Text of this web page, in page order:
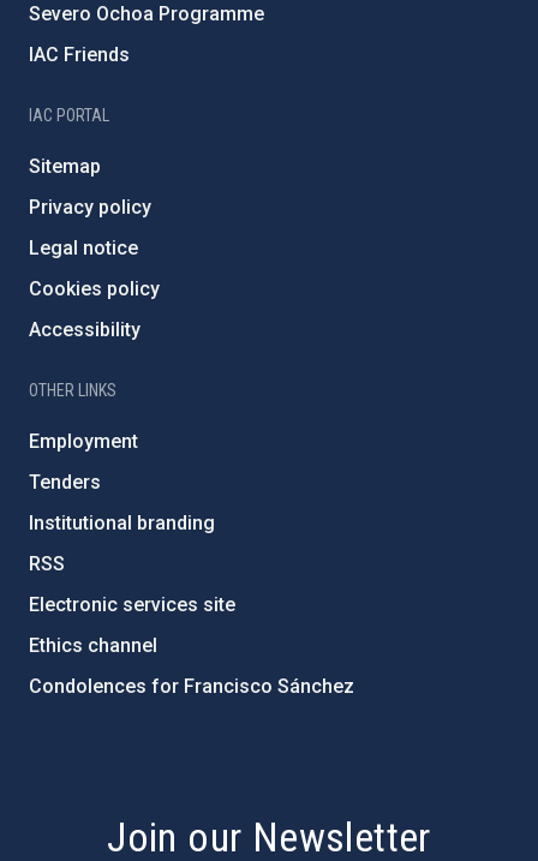
Severo Ochoa Programme
IAC Friends
IAC PORTAL
Sitemap
Privacy policy
Legal notice
Cookies policy
Accessibility
OTHER LINKS
Employment
Tenders
Institutional branding
RSS
Electronic services site
Ethics channel
Condolences for Francisco Sánchez
Join our Newsletter